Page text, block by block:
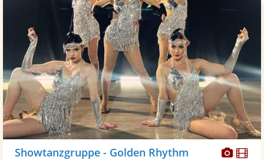
Showtanzgruppe - Golden Rhythm